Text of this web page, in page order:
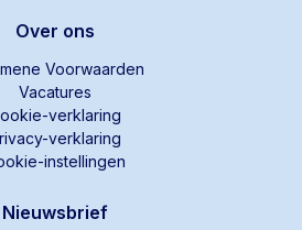
Over ons
Voorwaarden
Vacatures
verklaring
verklaring
instellingen
Nieuwsbrief